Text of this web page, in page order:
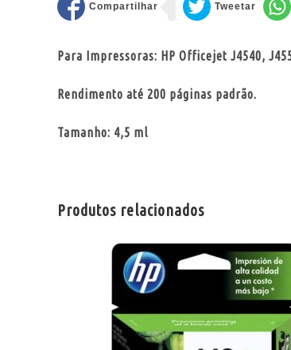
Para Impressoras: HP Officejet J4540,
Rendimento até 200 páginas padrão.
Tamanho: 4,5 ml
Produtos relacionados